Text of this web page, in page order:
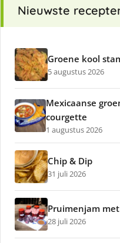
Nieuwste
Groene kool
5 augustus 2026
Mexicaanse
courgette
1 augustus 2026
Chip & Dip
31 juli 2026
Pruimenjam
28 juli 2026